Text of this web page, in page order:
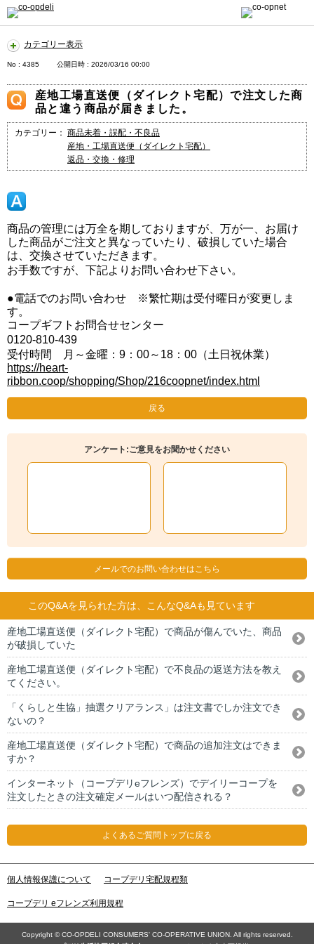
カテゴリー表示
No : 4385 公開日時 : 2026/03/16 00:00
産地工場直送便（ダイレクト宅配）で注文した商
品と違う商品が届きました。
カテゴリー： 商品未着・誤配・不良品
産地・工場直送便（ダイレクト宅配）
返品・交換・修理
商品の管理には万全を期しておりますが、万が一、お届け
した商品がご注文と異なっていたり、破損していた場合
は、交換させていただきます。
お手数ですが、下記よりお問い合わせ下さい。
●電話でのお問い合わせ ※繁忙期は受付曜日が変更しま
す。
コープギフトお問合せセンター
0120-810-439
受付時間 月～金曜：9：00～18：00（土日祝休業）
https://heart-
ribbon.coop/shopping/Shop/216coopnet/index.html
戻る
アンケート:ご意見をお聞かせください
メールでのお問い合わせはこちら
このQ&Aを見られた方は、こんなQ&Aも見ています
産地工場直送便（ダイレクト宅配）で商品が傷んでいた、商品
が破損していた
産地工場直送便（ダイレクト宅配）で不良品の返送方法を教え
てください。
「くらしと生協」抽選クリアランス」は注文書でしか注文でき
ないの？
産地工場直送便（ダイレクト宅配）で商品の追加注文はできま
すか？
インターネット（コープデリeフレンズ）でデイリーコープを
注文したときの注文確定メールはいつ配信される？
よくあるご質問トップに戻る
個人情報保護について コープデリ宅配規程類
コープデリ eフレンズ利用規程
Copyright © CO-OPDELI CONSUMERS' CO-OPERATIVE UNION. All rights reserved.